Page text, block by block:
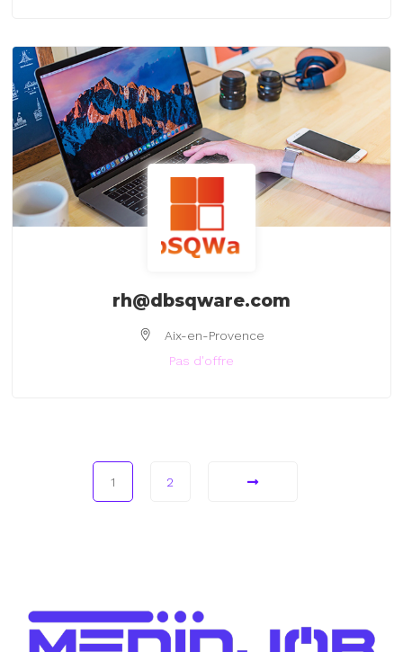
rh@dbsqware.com
Aix-en-Provence
Pas d'offre
1 2